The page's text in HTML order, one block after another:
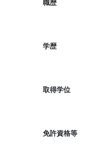
職歴
学歴
取得学位
免許資格等